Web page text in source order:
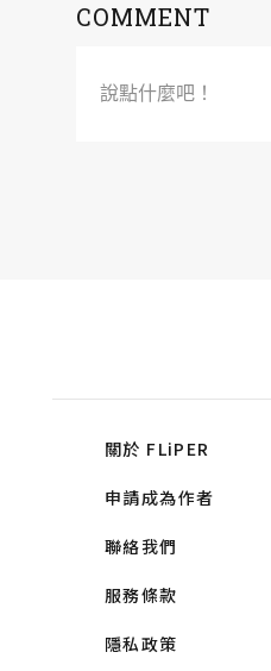
COMMENT
說點什麼吧！
關於 FLiPER
申請成為作者
聯絡我們
服務條款
隱私政策